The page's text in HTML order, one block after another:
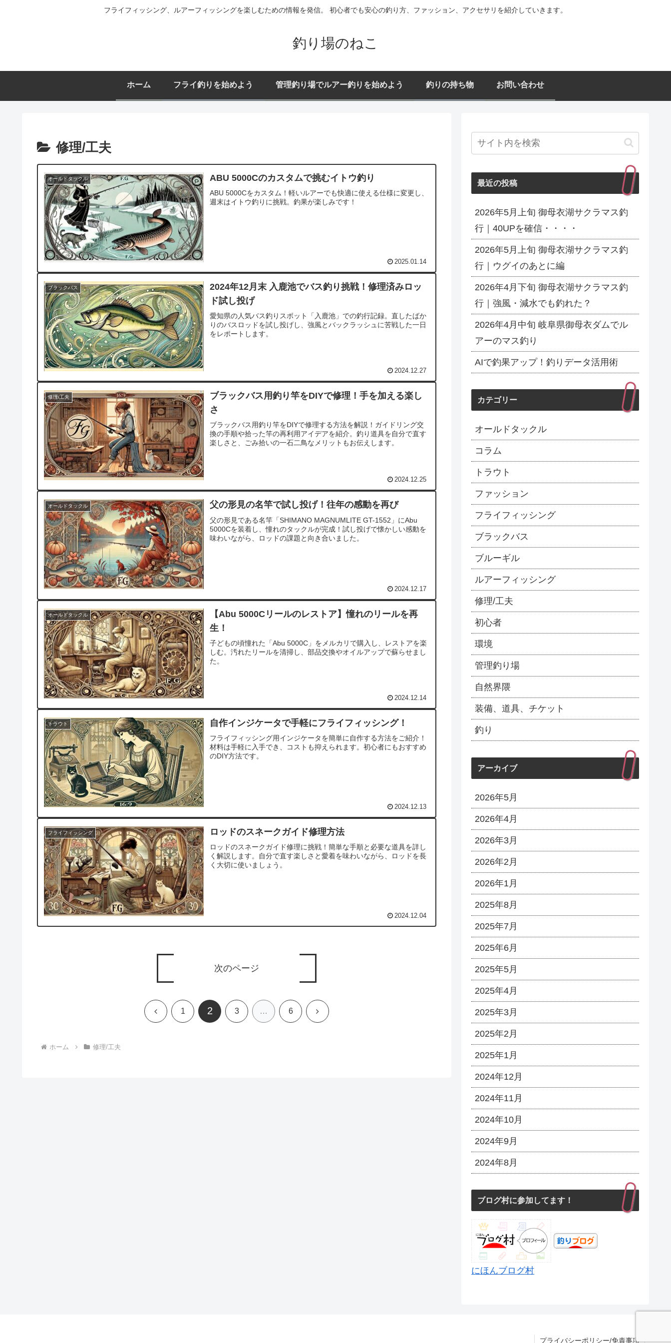
フライフィッシング、ルアーフィッシングを楽しむための情報を発信。 初心者でも安心の釣り方、ファッション、アクセサリを紹介していきます。
釣り場のねこ
ホーム フライ釣りを始めよう 管理釣り場でルアー釣りを始めよう 釣りの持ち物 お問い合わせ
修理/工夫
オールドタックル ABU 5000Cのカスタムで挑むイトウ釣り
ABU 5000Cをカスタム！軽いルアーでも快適に使える仕様に変更し、
週末はイトウ釣りに挑戦。釣果が楽しみです！
2025.01.14
ブラックバス
2024年12月末 入鹿池でバス釣り挑戦！修理済みロッ
ド試し投げ
愛知県の人気バス釣りスポット「入鹿池」での釣行記録。直したばか
りのバスロッドを試し投げし、強風とバックラッシュに苦戦した一日
をレポートします。
2024.12.27
修理/工夫
ブラックバス用釣り竿をDIYで修理！手を加える楽し
さ
ブラックバス用釣り竿をDIYで修理する方法を解説！ガイドリング交
換の手順や拾った竿の再利用アイデアを紹介。釣り道具を自分で直す
楽しさと、ごみ拾いの一石二鳥なメリットもお伝えします。
2024.12.25
オールドタックル 父の形見の名竿で試し投げ！往年の感動を再び
父の形見である名竿「SHIMANO MAGNUMLITE GT-1552」にAbu
5000Cを装着し、憧れのタックルが完成！試し投げで懐かしい感動を
味わいながら、ロッドの課題と向き合いました。
2024.12.17
オールドタックル
【Abu 5000Cリールのレストア】憧れのリールを再
生！
子どもの頃憧れた「Abu 5000C」をメルカリで購入し、レストアを楽
しむ。汚れたリールを清掃し、部品交換やオイルアップで蘇らせまし
た。
2024.12.14
トラウト 自作インジケータで手軽にフライフィッシング！
フライフィッシング用インジケータを簡単に自作する方法をご紹介！
材料は手軽に入手でき、コストも抑えられます。初心者にもおすすめ
のDIY方法です。
2024.12.13
フライフィッシング ロッドのスネークガイド修理方法
ロッドのスネークガイド修理に挑戦！簡単な手順と必要な道具を詳し
く解説します。自分で直す楽しさと愛着を味わいながら、ロッドを長
く大切に使いましょう。
2024.12.04
次のページ
前 1 2 3 … 6 次
ホーム 修理/工夫
最近の投稿
2026年5月上旬 御母衣湖サクラマス釣
行｜40UPを確信・・・・
2026年5月上旬 御母衣湖サクラマス釣
行｜ウグイのあとに編
2026年4月下旬 御母衣湖サクラマス釣
行｜強風・減水でも釣れた？
2026年4月中旬 岐阜県御母衣ダムでル
アーのマス釣り
AIで釣果アップ！釣りデータ活用術
カテゴリー
オールドタックル
コラム
トラウト
ファッション
フライフィッシング
ブラックバス
ブルーギル
ルアーフィッシング
修理/工夫
初心者
環境
管理釣り場
自然界隈
装備、道具、チケット
釣り
アーカイブ
2026年5月
2026年4月
2026年3月
2026年2月
2026年1月
2025年8月
2025年7月
2025年6月
2025年5月
2025年4月
2025年3月
2025年2月
2025年1月
2024年12月
2024年11月
2024年10月
2024年9月
2024年8月
ブログ村に参加してます！
にほんブログ村
プライバシーポリシー/免責事項